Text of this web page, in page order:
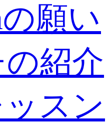
願い
紹介
スン